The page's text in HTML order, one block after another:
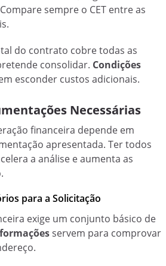
sempre o CET entre as
do contrato cobre todas as
consolidar. Condições
esconder custos adicionais.
Necessárias
financeira depende em
apresentada. Ter todos
a análise e aumenta as
para a Solicitação
exige um conjunto básico de
servem para comprovar